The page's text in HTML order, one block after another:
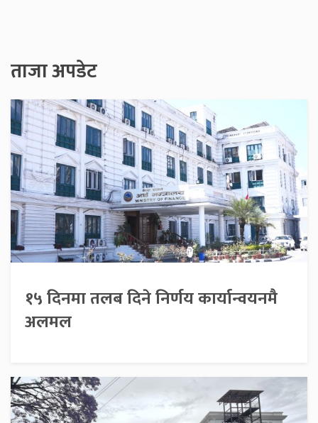
ताजा अपडेट
१५ दिनमा तलब दिने निर्णय कार्यान्वयनमै
अलमल